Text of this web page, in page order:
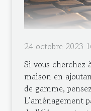
24 octobre 2023
Si vous cherchez
maison en
de gamme,
L’aménagement